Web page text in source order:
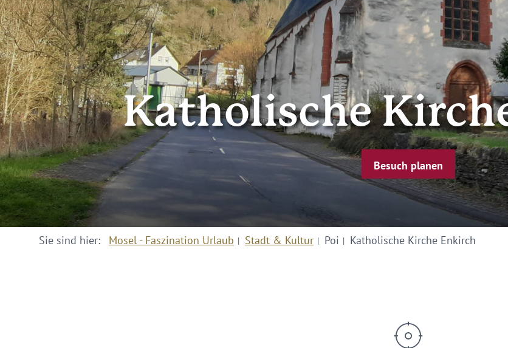
Katholische
Besuch planen
Sie sind hier: Mosel - Faszination Urlaub Stadt & Kultur Poi Katholische Kirche Enkirch